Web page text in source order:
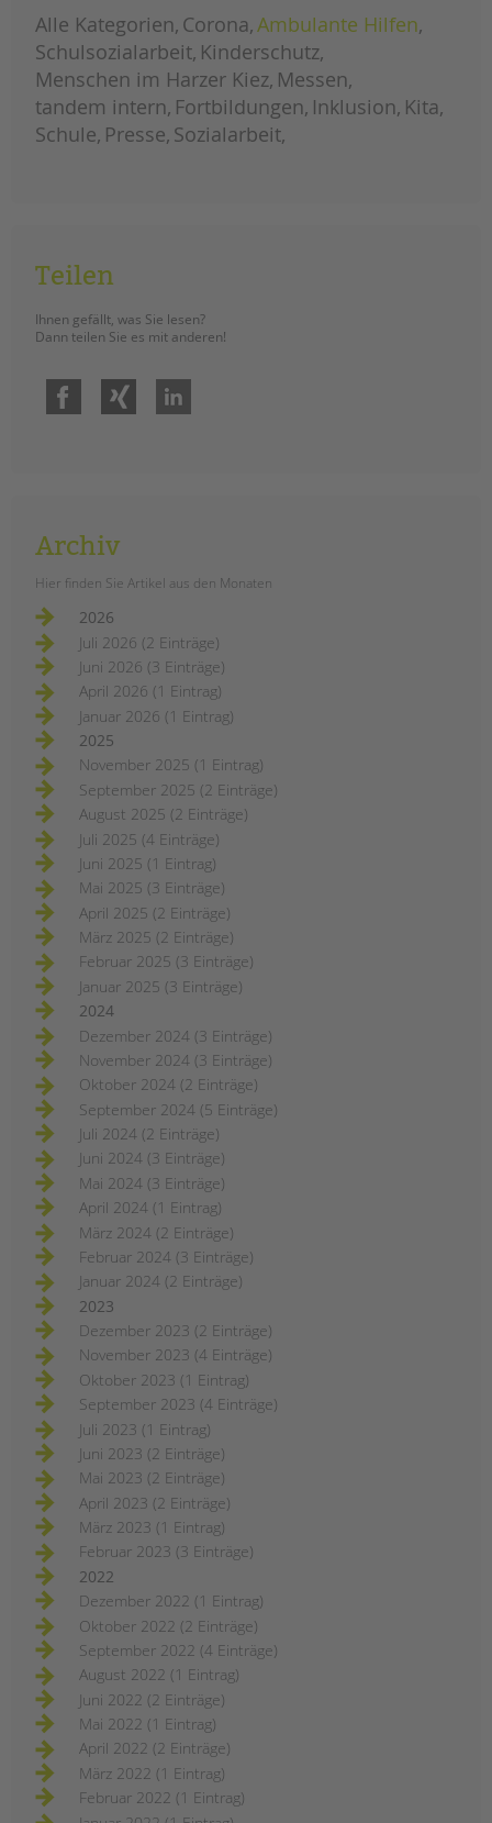
„jugendsozialarbeit
berliner
schulen“
Alle Kategorien Corona Ambulante Hilfen
Schulsozialarbeit Kinderschutz
Menschen im Harzer Kiez Messen
tandem intern Fortbildungen Inklusion Kita
Schule Presse Sozialarbeit
Teilen
Ihnen gefällt, was Sie lesen?
Dann teilen Sie es mit anderen!
Facebook
Archiv
Hier finden Sie Artikel aus den Monaten
2026
Juli 2026 (2 Einträge)
Juni 2026 (3 Einträge)
April 2026 (1 Eintrag)
Januar 2026 (1 Eintrag)
2025
November 2025 (1 Eintrag)
September 2025 (2 Einträge)
August 2025 (2 Einträge)
Juli 2025 (4 Einträge)
Juni 2025 (1 Eintrag)
Mai 2025 (3 Einträge)
April 2025 (2 Einträge)
März 2025 (2 Einträge)
Februar 2025 (3 Einträge)
Januar 2025 (3 Einträge)
2024
Dezember 2024 (3 Einträge)
November 2024 (3 Einträge)
Oktober 2024 (2 Einträge)
September 2024 (5 Einträge)
Juli 2024 (2 Einträge)
Juni 2024 (3 Einträge)
Mai 2024 (3 Einträge)
April 2024 (1 Eintrag)
März 2024 (2 Einträge)
Februar 2024 (3 Einträge)
Januar 2024 (2 Einträge)
2023
Dezember 2023 (2 Einträge)
November 2023 (4 Einträge)
Oktober 2023 (1 Eintrag)
September 2023 (4 Einträge)
Juli 2023 (1 Eintrag)
Juni 2023 (2 Einträge)
Mai 2023 (2 Einträge)
April 2023 (2 Einträge)
März 2023 (1 Eintrag)
Februar 2023 (3 Einträge)
2022
Dezember 2022 (1 Eintrag)
Oktober 2022 (2 Einträge)
September 2022 (4 Einträge)
August 2022 (1 Eintrag)
Juni 2022 (2 Einträge)
Mai 2022 (1 Eintrag)
April 2022 (2 Einträge)
März 2022 (1 Eintrag)
Februar 2022 (1 Eintrag)